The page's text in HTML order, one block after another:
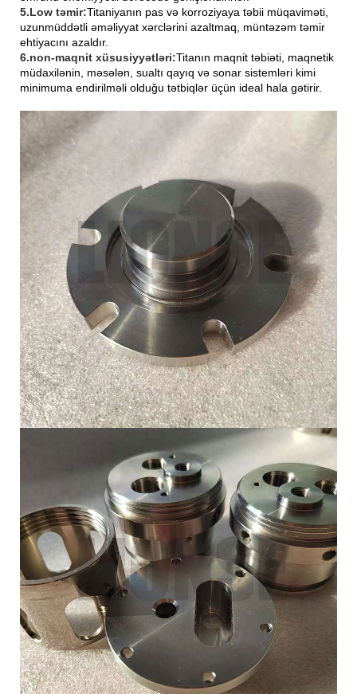
5.Low təmir:Titaniyanın pas və korroziyaya təbii müqaviməti,
uzunmüddətli əməliyyat xərclərini azaltmaq, müntəzəm təmir
ehtiyacını azaldır.
6.non-maqnit xüsusiyyətləri:Titanın maqnit təbiəti, maqnetik
müdaxilənin, məsələn, sualtı qayıq və sonar sistemləri kimi
minimuma endirilməli olduğu tətbiqlər üçün ideal hala gətirir.